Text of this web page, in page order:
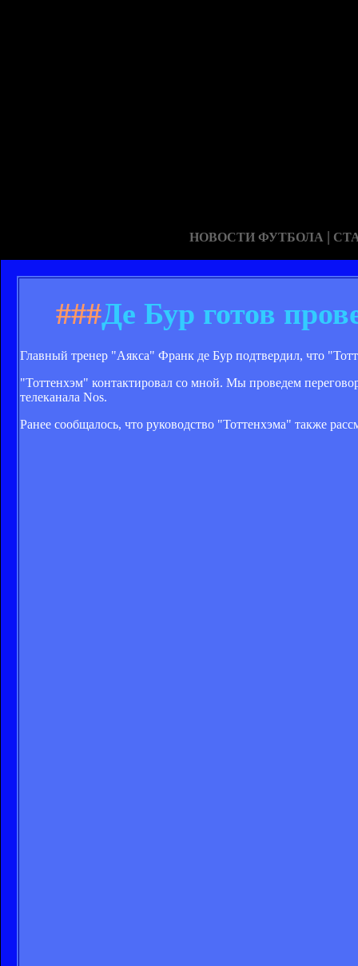
НОВОСТИ ФУТБОЛА |
###Де Бур готов
Главный тренер "Аякса" Франк де Бур подтвердил, что
"Тоттенхэм" контактировал со мной. Мы проведем
телеканала Nos.
Ранее сообщалось, что руководство "Тоттенхэма" также